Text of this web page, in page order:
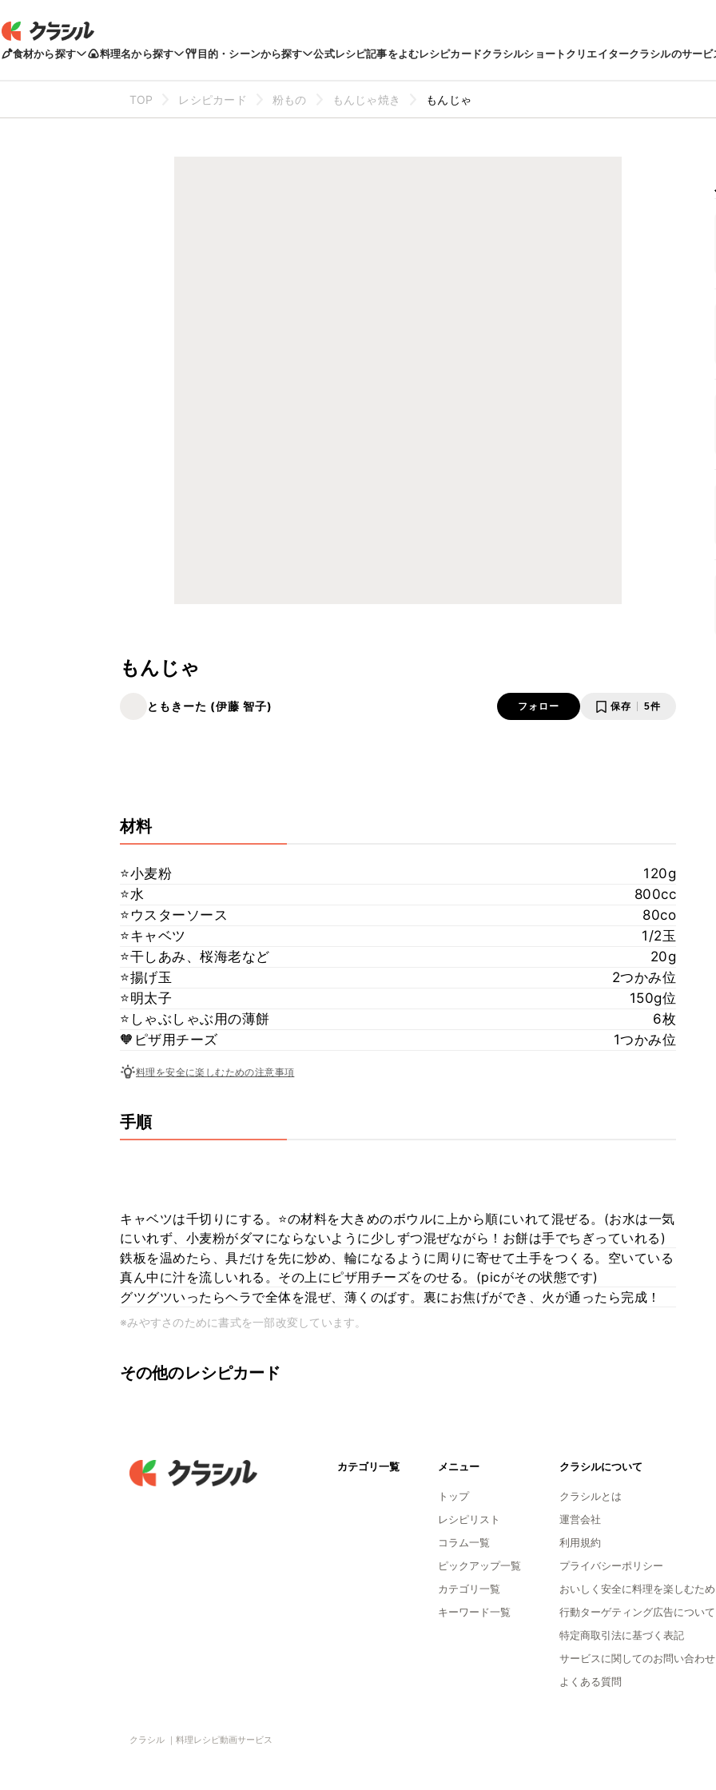
食材から探す 料理名から探す 目的・シーンから探す 公式レシピ記事をよむレシピカードクラシルショートクリエイタークラシルのサービ
TOP レシピカード 粉もの もんじゃ焼き もんじゃ
もんじゃ
ともきーた (伊藤 智子) フォロー 保存 5件
材料
⭐️小麦粉
120g
⭐️水
800cc
⭐️ウスターソース
80co
⭐️キャベツ
1/2玉
⭐️干しあみ、桜海老など
20g
⭐️揚げ玉
2つかみ位
⭐️明太子
150g位
⭐️しゃぶしゃぶ用の薄餅
6枚
🧡ピザ用チーズ
1つかみ位
料理を安全に楽しむための注意事項
手順
キャベツは千切りにする。⭐️の材料を大きめのボウルに上から順にいれて混ぜる。(お水は一気
にいれず、小麦粉がダマにならないように少しずつ混ぜながら！お餅は手でちぎっていれる)
鉄板を温めたら、具だけを先に炒め、輪になるように周りに寄せて土手をつくる。空いている
真ん中に汁を流しいれる。その上にピザ用チーズをのせる。(picがその状態です)
グツグツいったらヘラで全体を混ぜ、薄くのばす。裏にお焦げができ、火が通ったら完成！
※みやすさのために書式を一部改変しています。
その他のレシピカード
カテゴリ一覧 メニュー
トップ
レシピリスト
コラム一覧
ピックアップ一覧
カテゴリ一覧
キーワード一覧
クラシルについて
クラシルとは
運営会社
利用規約
プライバシーポリシー
おいしく安全に料理を楽しむため
行動ターゲティング広告について
特定商取引法に基づく表記
サービスに関してのお問い合わせ
よくある質問
クラシル ｜料理レシピ動画サービス